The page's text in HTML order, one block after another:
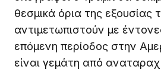
θεσμικά όρια της εξουσίας
αντιμετωπιστούν με
επόμενη περίοδος στην
είναι γεμάτη από